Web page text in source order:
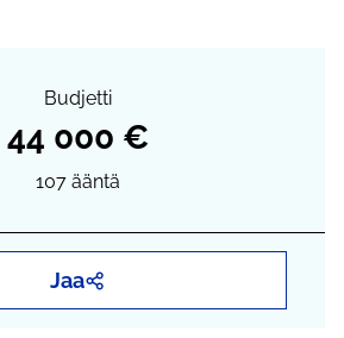
Budjetti
44 000 €
107 ääntä
Jaa